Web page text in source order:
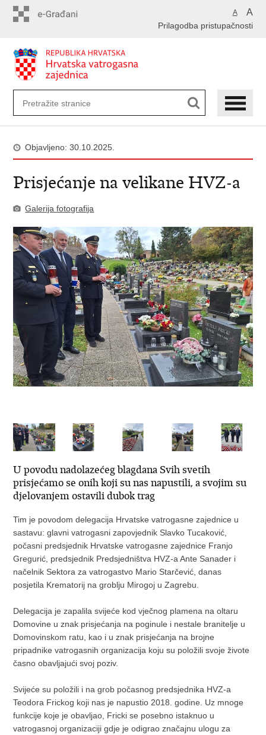
A A
Prilagodba pristupačnosti
Objavljeno: 30.10.2025.
Prisjećanje na velikane HVZ-a
Galerija fotografija
U povodu nadolazećeg blagdana Svih svetih
prisjećamo se onih koji su nas napustili, a svojim su
djelovanjem ostavili dubok trag
Tim je povodom delegacija Hrvatske vatrogasne zajednice u
sastavu: glavni vatrogasni zapovjednik Slavko Tucaković,
počasni predsjednik Hrvatske vatrogasne zajednice Franjo
Gregurić, predsjednik Predsjedništva HVZ-a Ante Sanader i
načelnik Sektora za vatrogastvo Mario Starčević, danas
posjetila Krematorij na groblju Mirogoj u Zagrebu.
Delegacija je zapalila svijeće kod vječnog plamena na oltaru
Domovine u znak prisjećanja na poginule i nestale branitelje u
Domovinskom ratu, kao i u znak prisjećanja na brojne
pripadnike vatrogasnih organizacija koju su položili svoje živote
časno obavljajući svoj poziv.
Svijeće su položili i na grob počasnog predsjednika HVZ-a
Teodora Frickog koji nas je napustio 2018. godine. Uz mnoge
funkcije koje je obavljao, Fricki se posebno istaknuo u
vatrogasnoj organizaciji gdje je odigrao značajnu ulogu za